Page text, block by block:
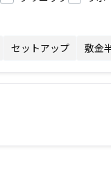
セットアップ 敷金